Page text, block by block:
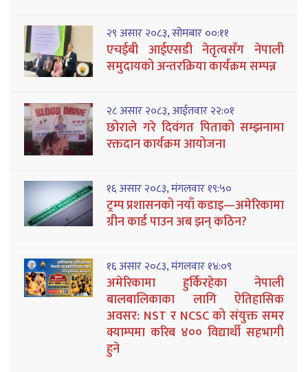
२९ असार २०८३, सोमबार ००:११
एचईबी आईएसडी नेतृत्वसँग नेपाली
समुदायको अन्तरक्रिया कार्यक्रम सम्पन्न
२८ असार २०८३, आईतवार २२:०१
छोराले गरे दिवंगत पिताको सम्झनामा
रक्तदान कार्यक्रम आयोजना
१६ असार २०८३, मंगलवार १९:५०
ट्रम्प प्रशासनको नयाँ कडाइ—अमेरिकामा
ग्रीन कार्ड पाउन अब झन् कठिन?
१६ असार २०८३, मंगलवार १४:०९
अमेरिकामा हुर्किरहेका नेपाली
बालबालिकाका लागि ऐतिहासिक
अवसर: NST र NCSC को संयुक्त समर
क्याम्पमा करिब ४०० विद्यार्थी सहभागी
हुने